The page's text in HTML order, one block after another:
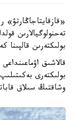
تەحنولوگيالارىن
بولىكتەرىن قالپىنا
قالاشىق
بولىكتەرى
وشاقتىڭ سىلاق